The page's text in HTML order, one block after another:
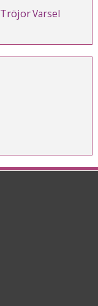
TröjorVarsel